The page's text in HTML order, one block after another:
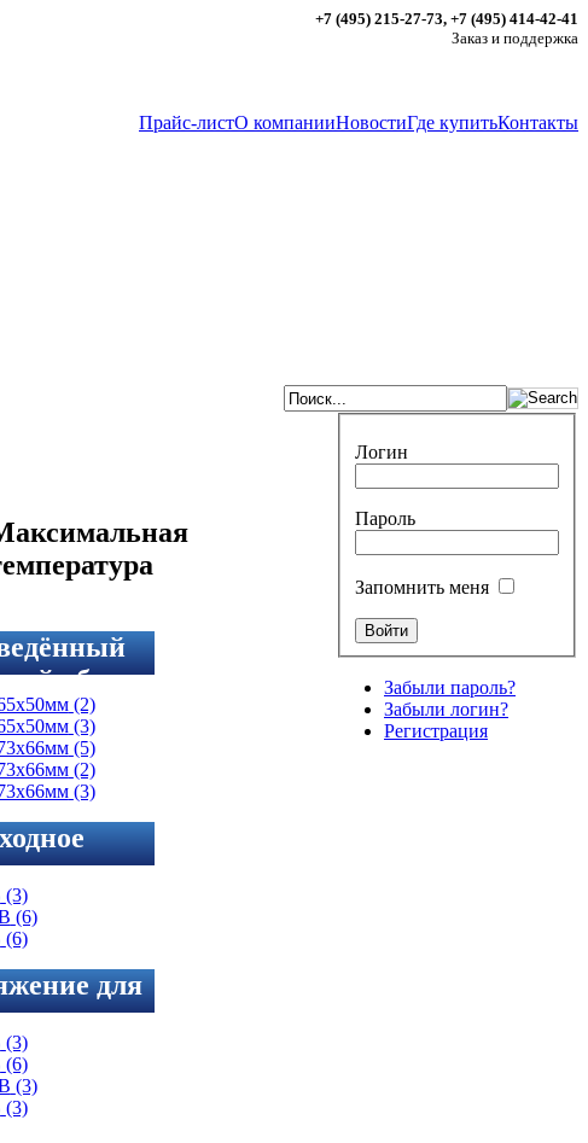
+7 (495) 215-27-73, +7 (495) 414-42-41
Заказ и поддержка
Прайс-листО компанииНовостиГде купитьКонтакты
объем
(2)
(3)
(5)
(2)
(3)
(3)
(6)
(6)
для
камеры
(3)
(6)
(3)
(3)
Логин
Пароль
Запомнить меня
Забыли пароль?
Забыли логин?
Регистрация